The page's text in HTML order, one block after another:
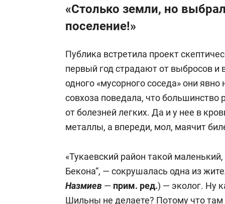
«Столько земли, но
поселение!»
Публика встретила проект
первый год страдают от выбросов и
одного «мусорного соседа» они
совхоза поведала, что
от болезней легких. Да и у нее в
металлы, а впереди, мол, маячит
«Тукаевский район такой
Бекона“, — сокрушалась одна из
Назмиев — прим. ред.) — эколог. Ну
Шильны не делаете? Потому что там